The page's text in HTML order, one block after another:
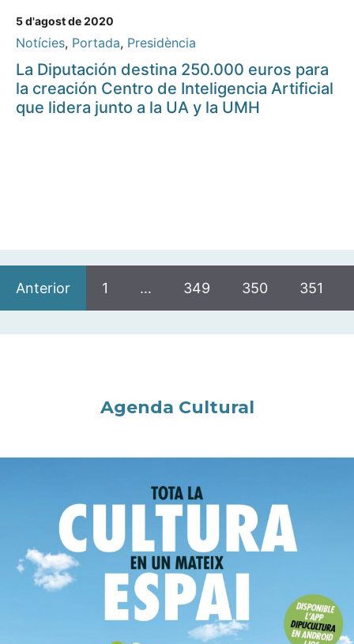
5 d'agost de 2020
Notícies, Portada, Presidència
La Diputación destina 250.000 euros para
la creación Centro de Inteligencia Artificial
que lidera junto a la UA y la UMH
Anterior 1 … 349 350 351
Agenda Cultural